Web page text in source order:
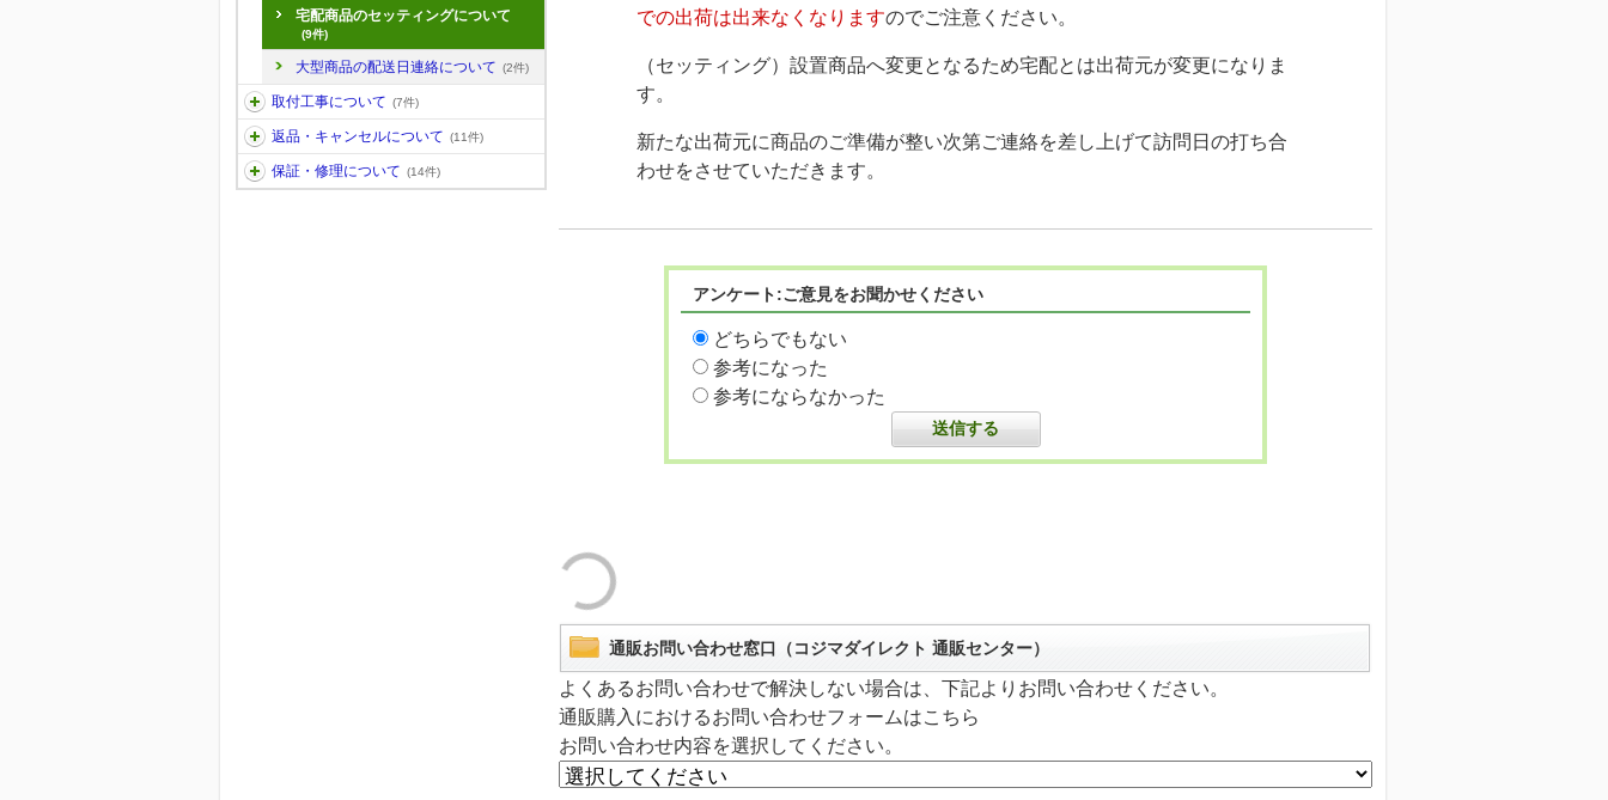
宅配商品のセッティングについて
(9件)
大型商品の配送日連絡について (2件)
取付工事について (7件)
返品・キャンセルについて (11件)
保証・修理について (14件)
での出荷は出来なくなりますのでご注意ください。
（セッティング）設置商品へ変更となるため宅配とは出荷元が変更になりま
す。
新たな出荷元に商品のご準備が整い次第ご連絡を差し上げて訪問日の打ち合
わせをさせていただきます。
アンケート:ご意見をお聞かせください
どちらでもない
参考になった
参考にならなかった
通販お問い合わせ窓口（コジマダイレクト 通販センター）
よくあるお問い合わせで解決しない場合は、下記よりお問い合わせください。
通販購入におけるお問い合わせフォームはこちら
お問い合わせ内容を選択してください。